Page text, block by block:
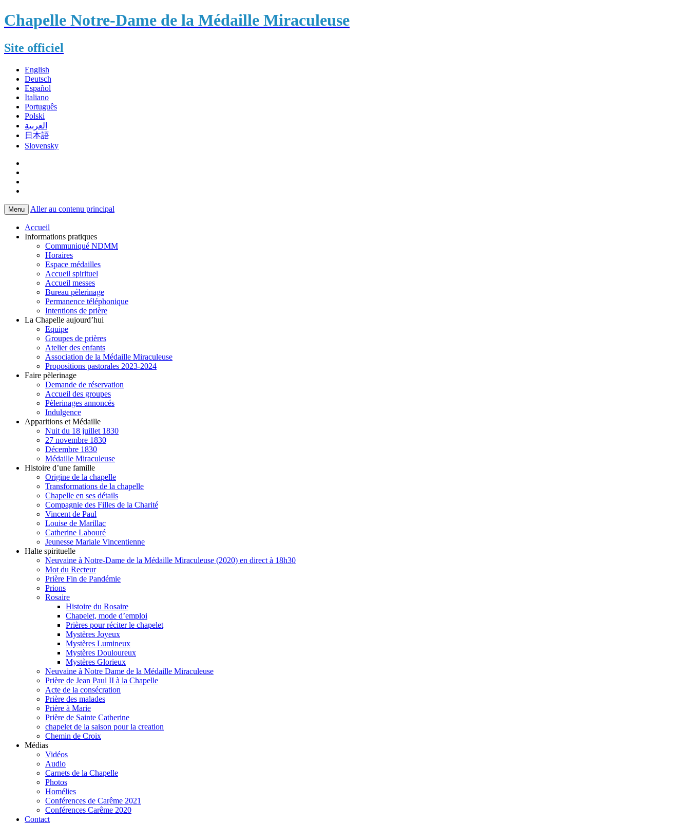
Chapelle Notre-Dame de la Médaille Miraculeuse
Site officiel
English
Deutsch
Español
Italiano
Português
Polski
العربية
日本語
Slovensky
Menu Aller au contenu principal
Accueil
Informations pratiques
Communiqué NDMM
Horaires
Espace médailles
Accueil spirituel
Accueil messes
Bureau pèlerinage
Permanence téléphonique
Intentions de prière
La Chapelle aujourd’hui
Equipe
Groupes de prières
Atelier des enfants
Association de la Médaille Miraculeuse
Propositions pastorales 2023-2024
Faire pèlerinage
Demande de réservation
Accueil des groupes
Pèlerinages annoncés
Indulgence
Apparitions et Médaille
Nuit du 18 juillet 1830
27 novembre 1830
Décembre 1830
Médaille Miraculeuse
Histoire d’une famille
Origine de la chapelle
Transformations de la chapelle
Chapelle en ses détails
Compagnie des Filles de la Charité
Vincent de Paul
Louise de Marillac
Catherine Labouré
Jeunesse Mariale Vincentienne
Halte spirituelle
Neuvaine à Notre-Dame de la Médaille Miraculeuse (2020) en direct à 18h30
Mot du Recteur
Prière Fin de Pandémie
Prions
Rosaire
Histoire du Rosaire
Chapelet, mode d’emploi
Prières pour réciter le chapelet
Mystères Joyeux
Mystères Lumineux
Mystères Douloureux
Mystères Glorieux
Neuvaine à Notre Dame de la Médaille Miraculeuse
Prière de Jean Paul II à la Chapelle
Acte de la consécration
Prière des malades
Prière à Marie
Prière de Sainte Catherine
chapelet de la saison pour la creation
Chemin de Croix
Médias
Vidéos
Audio
Carnets de la Chapelle
Photos
Homélies
Conférences de Carême 2021
Conférences Carême 2020
Contact